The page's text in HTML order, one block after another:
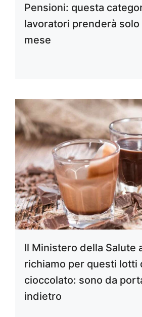
Pensioni: questa
lavoratori prenderà
mese
Il Ministero della Salute
richiamo per questi lotti
cioccolato: sono da
indietro